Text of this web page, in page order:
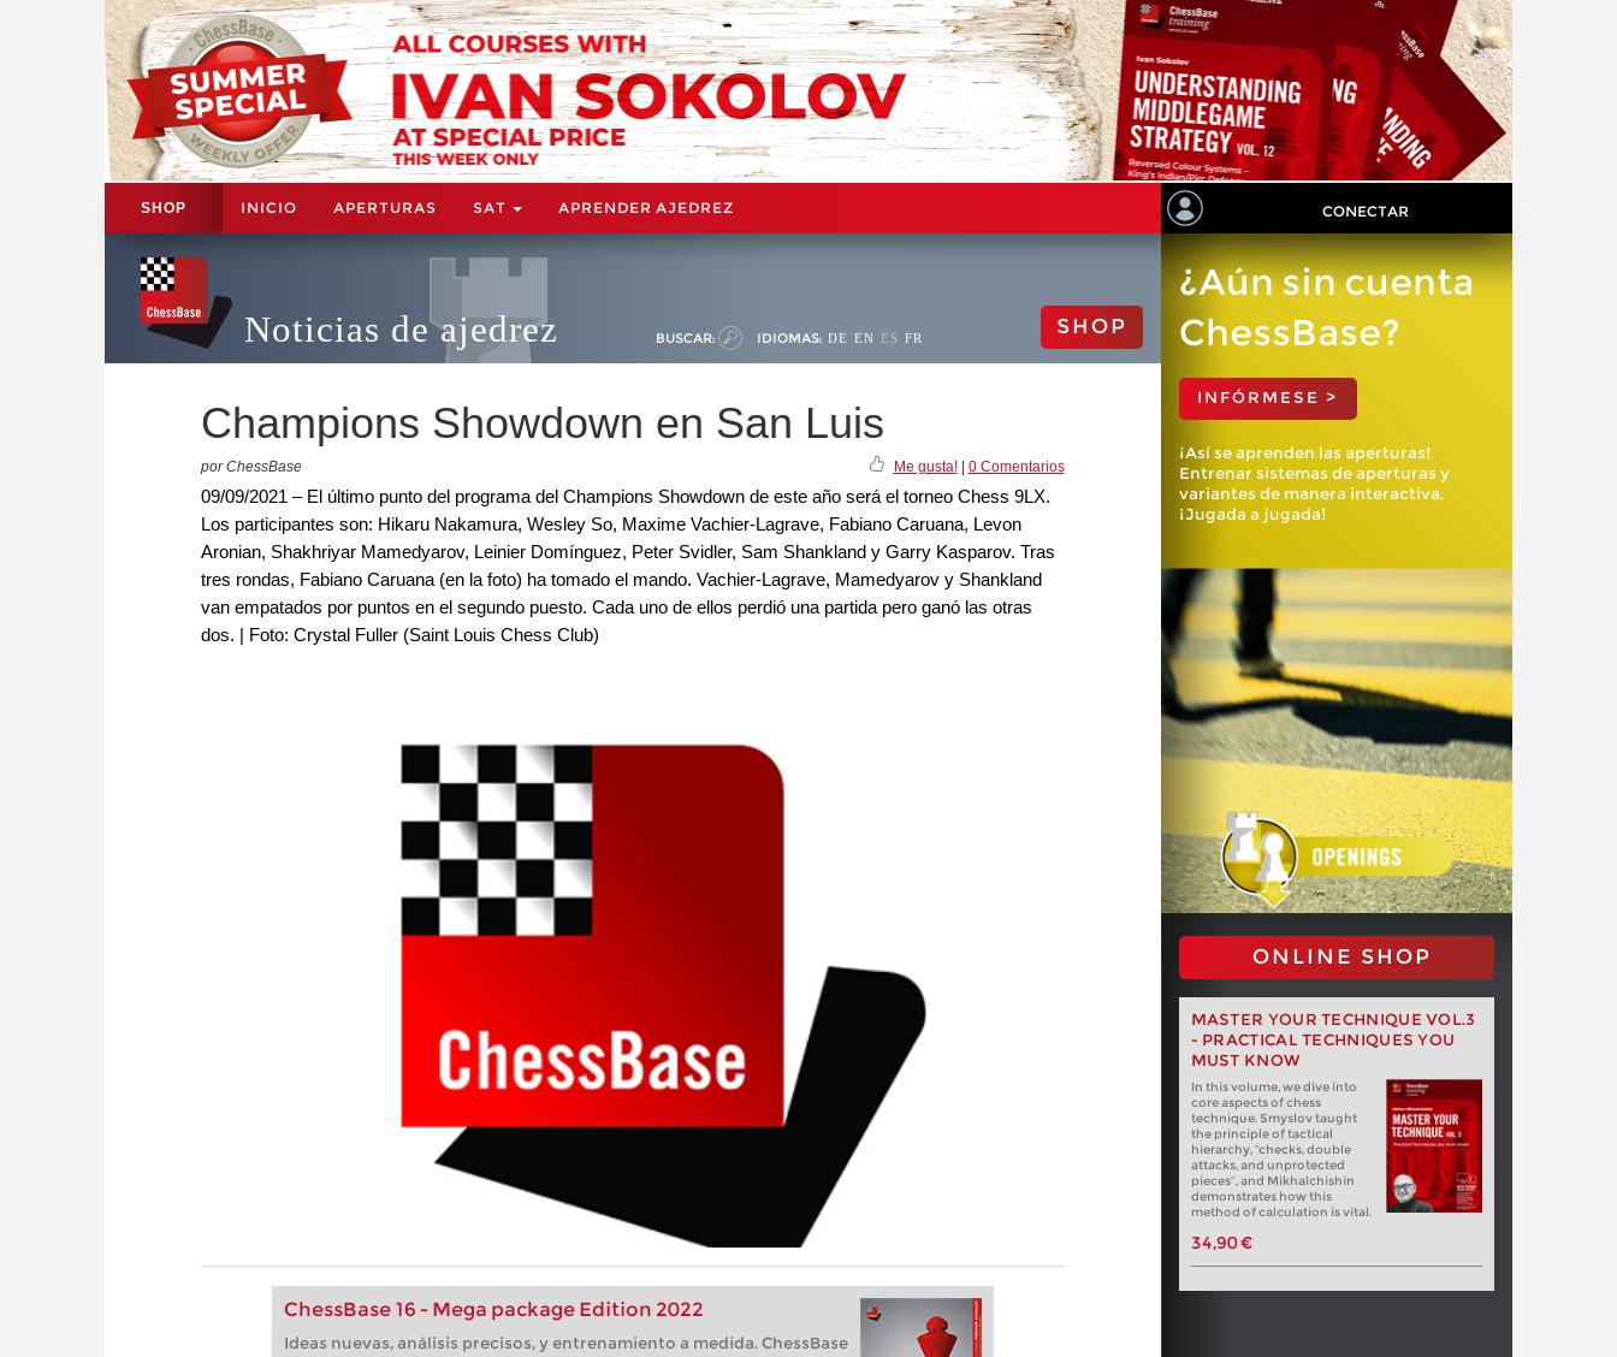
SHOP INICIO APERTURAS SAT APRENDER AJEDREZ CONECTAR
Noticias de ajedrez BUSCAR: IDIOMAS: DE EN ES FR SHOP
Champions Showdown en San Luis
por ChessBase Me gusta!| 0 Comentarios
09/09/2021 – El último punto del programa del Champions Showdown de este año será el torneo Chess 9LX.
Los participantes son: Hikaru Nakamura, Wesley So, Maxime Vachier-Lagrave, Fabiano Caruana, Levon
Aronian, Shakhriyar Mamedyarov, Leinier Domínguez, Peter Svidler, Sam Shankland y Garry Kasparov. Tras
tres rondas, Fabiano Caruana (en la foto) ha tomado el mando. Vachier-Lagrave, Mamedyarov y Shankland
van empatados por puntos en el segundo puesto. Cada uno de ellos perdió una partida pero ganó las otras
dos. | Foto: Crystal Fuller (Saint Louis Chess Club)
ChessBase 16 - Mega package Edition 2022
Ideas nuevas, análisis precisos, y entrenamiento a medida. ChessBase
¿Aún sin cuenta
ChessBase?
INFÓRMESE >
¡Así se aprenden las aperturas!
Entrenar sistemas de aperturas y
variantes de manera interactiva.
¡Jugada a jugada!
ONLINE SHOP
MASTER YOUR TECHNIQUE VOL.3
- PRACTICAL TECHNIQUES YOU
MUST KNOW
In this volume, we dive into
core aspects of chess
technique. Smyslov taught
the principle of tactical
hierarchy, “checks, double
attacks, and unprotected
pieces”, and Mikhalchishin
demonstrates how this
method of calculation is vital.
34,90 €